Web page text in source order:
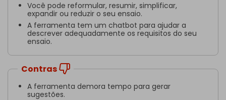
Você pode reformular, resumir, simplificar,
expandir ou reduzir o seu ensaio.
A ferramenta tem um chatbot para ajudar a
descrever adequadamente os requisitos do seu
ensaio.
Contras
A ferramenta demora tempo para gerar
sugestões.